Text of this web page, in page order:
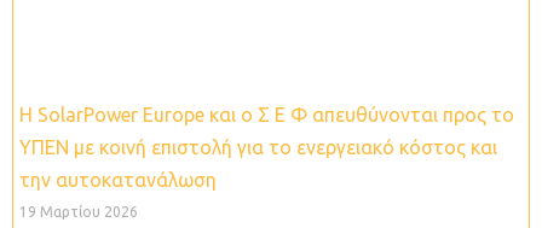
Η SolarPower Europe και ο Σ Ε Φ απευθύνονται προς το
ΥΠΕΝ με κοινή επιστολή για το ενεργειακό κόστος και
την αυτοκατανάλωση
19 Μαρτίου 2026